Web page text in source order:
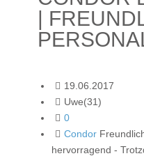
|
19.06.2017
Uwe(31)
0
Condor
hervorragend -